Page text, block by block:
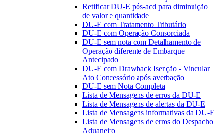
Retificar DU-E pós-acd para diminuição
de valor e quantidade
DU-E com Tratamento Tributário
DU-E com Operação Consorciada
DU-E sem nota com Detalhamento de
Operação diferente de Embarque
Antecipado
DU-E com Drawback Isenção - Vincular
Ato Concessório após averbação
DU-E sem Nota Completa
Lista de Mensagens de erros da DU-E
Lista de Mensagens de alertas da DU-E
Lista de Mensagens informativas da DU-E
Lista de Mensagens de erros do Despacho
Aduaneiro